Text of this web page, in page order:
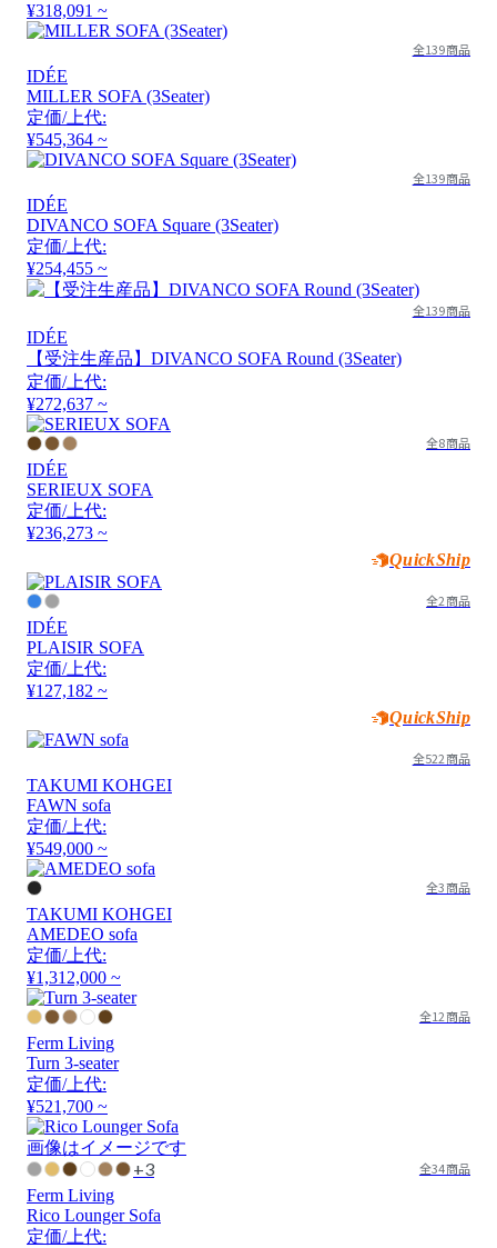
¥318,091 ~
全139商品
IDÉE
MILLER SOFA (3Seater)
定価/上代:
¥545,364 ~
全139商品
IDÉE
DIVANCO SOFA Square (3Seater)
定価/上代:
¥254,455 ~
全139商品
IDÉE
【受注生産品】DIVANCO SOFA Round (3Seater)
定価/上代:
¥272,637 ~
全8商品
IDÉE
SERIEUX SOFA
定価/上代:
¥236,273 ~
QuickShip
全2商品
IDÉE
PLAISIR SOFA
定価/上代:
¥127,182 ~
QuickShip
全522商品
TAKUMI KOHGEI
FAWN sofa
定価/上代:
¥549,000 ~
全3商品
TAKUMI KOHGEI
AMEDEO sofa
定価/上代:
¥1,312,000 ~
全12商品
Ferm Living
Turn 3-seater
定価/上代:
¥521,700 ~
画像はイメージです
+3 全34商品
Ferm Living
Rico Lounger Sofa
定価/上代: